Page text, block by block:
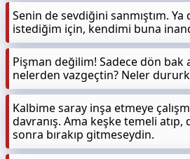
Senin de sevdiğini sanmıştım. Ya
istediğim için, kendimi buna
Pişman değilim! Sadece dön bak
nelerden vazgeçtin? Neler
Kalbime saray inşa etmeye
davranış. Ama keşke temeli atıp,
sonra bırakıp gitmeseydin.